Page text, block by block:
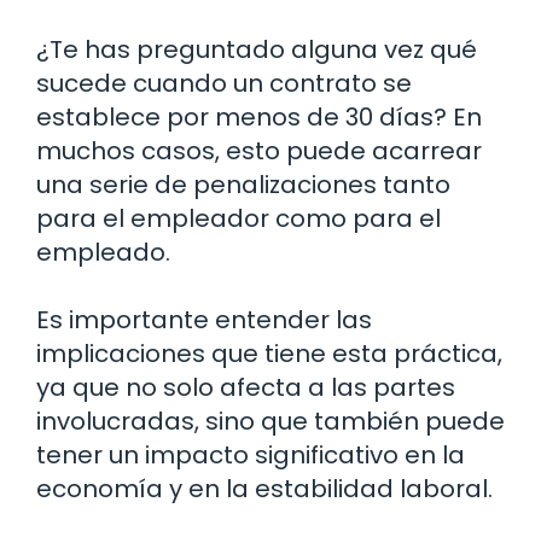
¿Te has preguntado alguna vez qué
sucede cuando un contrato se
establece por menos de 30 días? En
muchos casos, esto puede acarrear
una serie de penalizaciones tanto
para el empleador como para el
empleado.
Es importante entender las
implicaciones que tiene esta práctica,
ya que no solo afecta a las partes
involucradas, sino que también puede
tener un impacto significativo en la
economía y en la estabilidad laboral.